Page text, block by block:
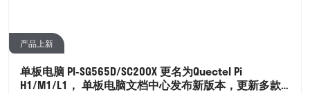
产品上新
单板电脑 PI-SG565D/SC200X 更名为Quectel Pi
H1/M1/L1， 单板电脑文档中心发布新版本，更新多款